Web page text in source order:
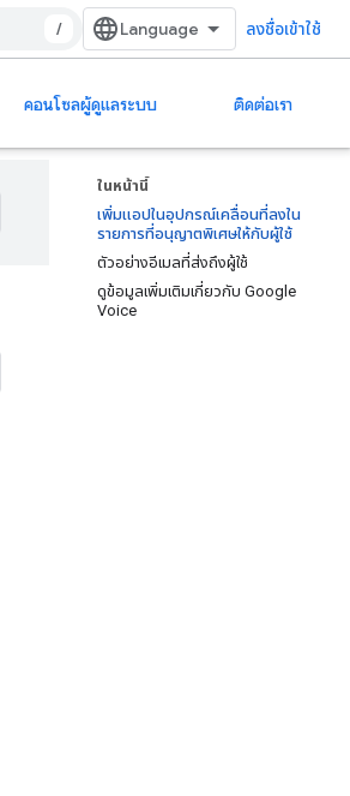
/ ลงชื่อเข้าใช้
คอนโซลผู้ดูแลระบบ ติดต่อเรา
ในหน้านี้
เพิ่มแอปในอุปกรณ์เคลื่อนที่ลงใน
รายการที่อนุญาตพิเศษให้กับผู้ใช้
ตัวอย่างอีเมลที่ส่งถึงผู้ใช้
ดูข้อมูลเพิ่มเติมเกี่ยวกับ Google
Voice